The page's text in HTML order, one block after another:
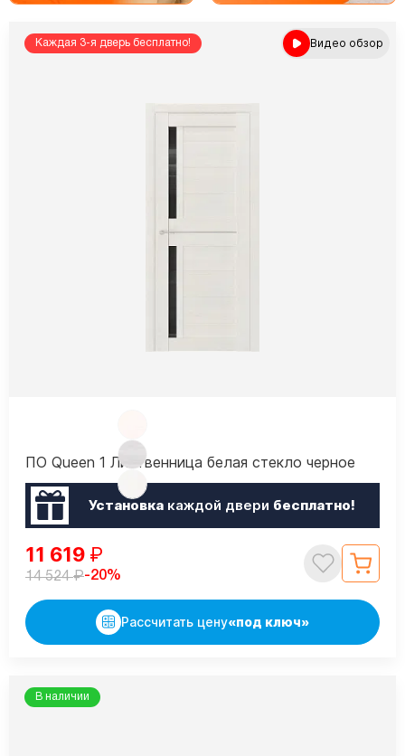
Каждая 3-я дверь бесплатно! Видео обзор
ПО Queen 1 Лиственница белая стекло черное
Установкакаждой двери бесплатно!
11 619 ₽
14 524₽-20%
Рассчитать цену«под ключ»
В наличии